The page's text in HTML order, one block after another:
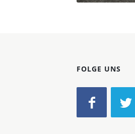
FOLGE UNS